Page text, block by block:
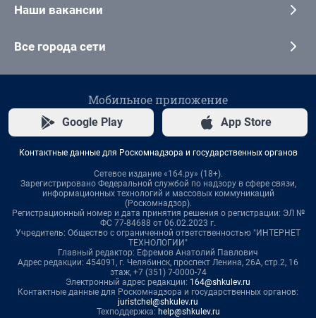
Наши вакансии
Все города сети
Мобильное приложение
Google Play App Store
Контактные данные для Роскомнадзора и государственных органов
Сетевое издание «164.ру» (18+).
Зарегистрировано Федеральной службой по надзору в сфере связи,
информационных технологий и массовых коммуникаций
(Роскомнадзор).
Регистрационный номер и дата принятия решения о регистрации: ЭЛ №
ФС 77-84688 от 06.02.2023 г.
Учредитель: Общество с ограниченной ответственностью "ИНТЕРНЕТ
ТЕХНОЛОГИИ"
Главный редактор: Ефремов Анатолий Павлович
Адрес редакции: 454091, г. Челябинск, проспект Ленина, 26А, стр.2, 16
этаж, +7 (351) 7-0000-74
Электронный адрес редакции: 164@shkulev.ru
Контактные данные для Роскомнадзора и государственных органов:
juristchel@shkulev.ru
Техподдержка: help@shkulev.ru